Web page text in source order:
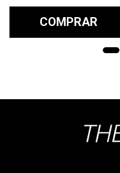
COMPRAR